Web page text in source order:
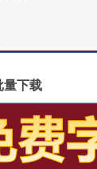
量下载